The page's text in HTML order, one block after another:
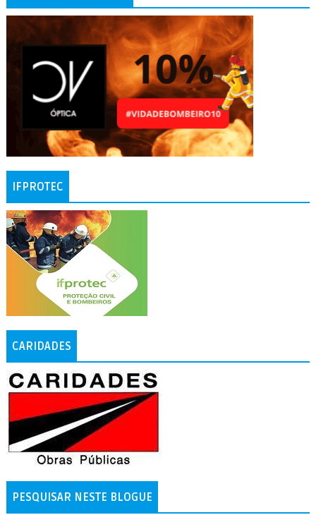
IFPROTEC
CARIDADES
PESQUISAR NESTE BLOGUE